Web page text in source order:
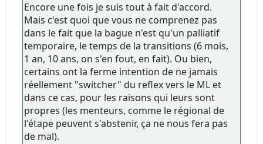
Encore une fois je suis tout à fait d'accord.
Mais c'est quoi que vous ne comprenez pas
dans le fait que la bague n'est qu'un palliatif
temporaire, le temps de la transitions (6 mois,
1 an, 10 ans, on s'en fout, en fait). Ou bien,
certains ont la ferme intention de ne jamais
réellement "switcher" du reflex vers le ML et
dans ce cas, pour les raisons qui leurs sont
propres (les menteurs, comme le régional de
l'étape peuvent s'abstenir, ça ne nous fera pas
de mal).